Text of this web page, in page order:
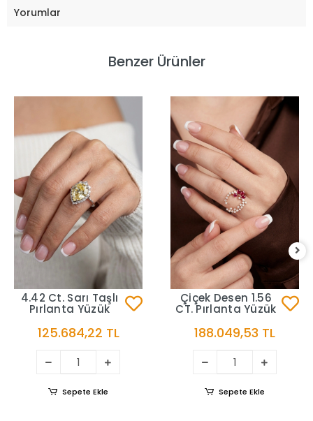
Yorumlar
Benzer Ürünler
4.42 Ct. Sarı Taşlı
Pırlanta Yüzük
125.684,22 TL
Sepete Ekle
Çiçek Desen 1.56
CT. Pırlanta Yüzük
188.049,53 TL
Sepete Ekle